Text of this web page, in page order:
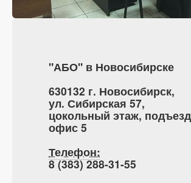
"АБО" в Новосибирске
630132 г. Новосибирск,
ул. Сибирская 57,
цокольный этаж,
офис 5
Телефон:
8 (383) 288-31-55